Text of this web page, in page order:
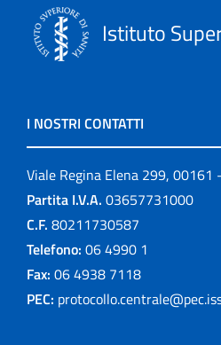
Istituto
I NOSTRI CONTATTI
Viale Regina Elena 299, 00161
Partita I.V.A. 03657731000
C.F. 80211730587
Telefono: 06 4990 1
Fax: 06 4938 7118
PEC: